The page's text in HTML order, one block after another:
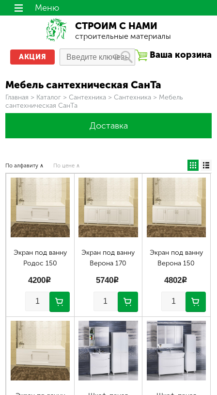
СТРОИМ С НАМИ
строительные материалы
Ваша корзина
АКЦИЯ
Меню
Мебель сантехническая СанТа
Вы здесь
Главная > Каталог > Сантехника > Сантехника > Мебель
сантехническая СанТа
Доставка
По алфавиту ∧ По цене ∧
Экран под ванну
Родос 150
4200p
Экран под ванну
Верона 170
5740p
Экран под ванну
Верона 150
4802p